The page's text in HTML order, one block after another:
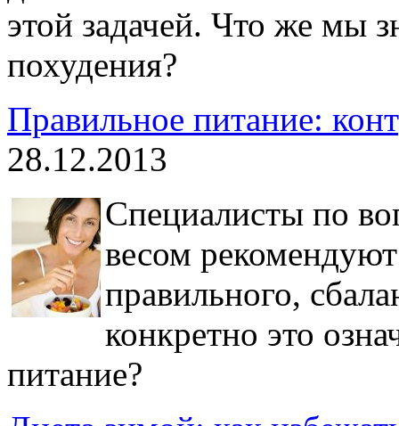
этой задачей. Что же мы
похудения?
Правильное питание:
28.12.2013
Специалисты по
весом
правильного,
конкретно это
питание?